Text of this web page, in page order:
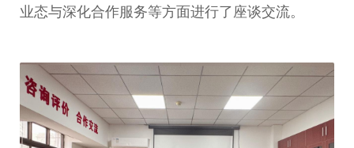
业态与深化合作服务等方面进行了座谈交流。